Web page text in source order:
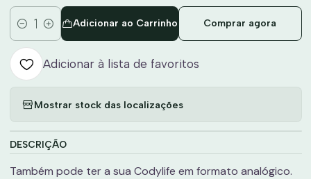
Quantidade
Adicionar ao Carrinho Comprar agora
Adicionar à lista de favoritos
Mostrar stock das localizações
DESCRIÇÃO
Também pode ter a sua Codylife em formato analógico.